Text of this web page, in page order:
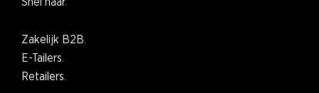
Snel naar
Zakelijk B2B
E-Tailers
Retailers